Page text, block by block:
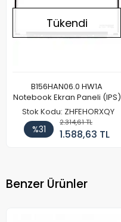
Tükendi
B156HAN06.0 HW1A
Notebook Ekran Paneli (IPS)
Stok Kodu: ZHFEHORXQY
%31
2.314,61 TL
1.588,63 TL
Benzer Ürünler